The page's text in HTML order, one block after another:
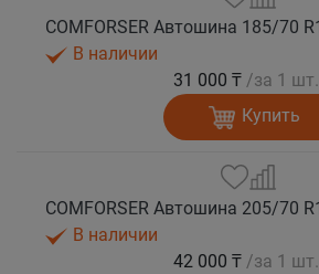
В наличии
31 000 ₸ /за 1 шт.
Купить
В наличии
42 000 ₸ /за 1 шт.